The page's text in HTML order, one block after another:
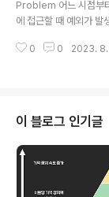
QL 서버로 변경해주었다.
Problem 어느 시점부
에 접근할 때 예외가 발
연결이 비정상적으로
h hosts; // 카운팅 된 에
0 0 2023. 8.
이 블로그 인기글